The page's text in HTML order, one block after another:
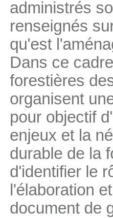
administrés
renseignés
qu'est
Dans ce
forestières
organisent
pour objectif
enjeux et la
durable de la
d'identifier le
l'élaboration
document de